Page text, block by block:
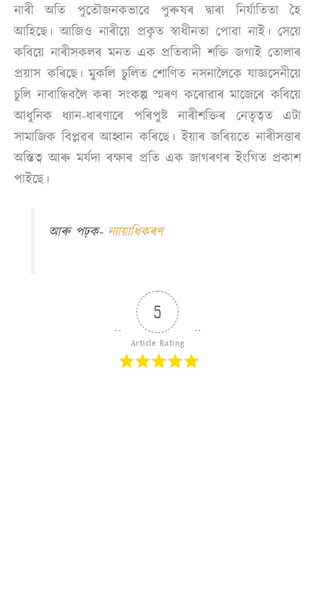
নাৰী অতি পুতৌজনকভাৱে পুৰুষৰ দ্বাৰা নিৰ্যাতিতা হৈ
আহিছে। আজিও নাৰীয়ে প্ৰকৃত স্বাধীনতা পোৱা নাই। সেয়ে
কবিয়ে নাৰীসকলৰ মনত এক প্ৰতিবাদী শক্তি জগাই তোলাৰ
প্ৰয়াস কৰিছে। মুকলি চুলিত শোণিত নসনালৈকে যাজ্ঞসেনীয়ে
চুলি নাবান্ধিবলৈ কৰা সংকল্প স্মৰণ কৰোৱাৰ মাজেৰে কবিয়ে
আধুনিক ধ্যান-ধাৰণাৰে পৰিপুষ্ট নাৰীশক্তিৰ নেতৃত্বত এটা
সামাজিক বিপ্লৱৰ আহ্বান কৰিছে। ইয়াৰ জৰিয়তে নাৰীসত্তাৰ
অস্তিত্ব আৰু মৰ্যদা ৰক্ষাৰ প্ৰতি এক জাগৰণৰ ইংগিত প্ৰকাশ
পাইছে।
আৰু পঢ়ক- ন্যায়াধিকৰণ
5
Article Rating